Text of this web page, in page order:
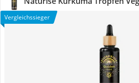
Vergleichssieger